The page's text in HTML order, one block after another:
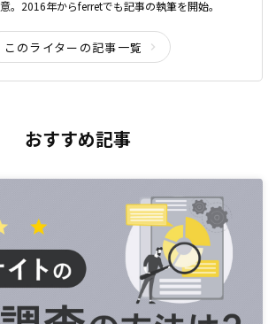
意。2016年からferretでも記事の執筆を開始。
このライターの記事一覧
おすすめ記事